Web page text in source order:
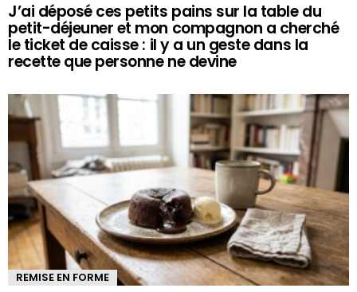
J’ai déposé ces petits pains sur la table du
petit-déjeuner et mon compagnon a cherché
le ticket de caisse : il y a un geste dans la
recette que personne ne devine
REMISE EN FORME